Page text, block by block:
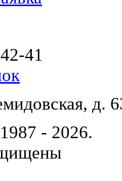
41
д.
- 2026.